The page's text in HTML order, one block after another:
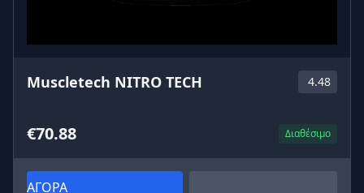
Muscletech NITRO TECH 4.48
€70.88 Διαθέσιμο
ΑΓΟΡΑ